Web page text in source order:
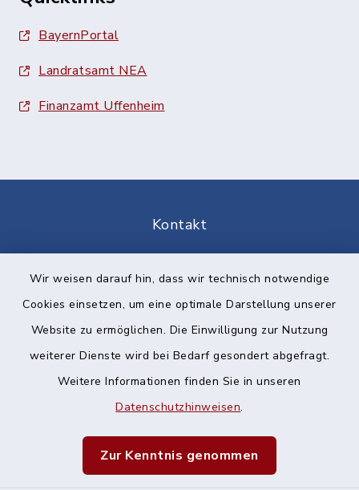
Wir weisen darauf hin, dass wir technisch notwendige
Cookies einsetzen, um eine optimale Darstellung unserer
Website zu ermöglichen. Die Einwilligung zur Nutzung
weiterer Dienste wird bei Bedarf gesondert abgefragt.
Weitere Informationen finden Sie in unseren
Datenschutzhinweisen.
Zur Kenntnis genommen
BayernPortal
Landratsamt NEA
Finanzamt Uffenheim
Kontakt
Datenschutz
Impressum
Sitemap
Cookie-Einstellungen